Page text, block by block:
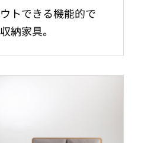
トできる機能的で
納家具。